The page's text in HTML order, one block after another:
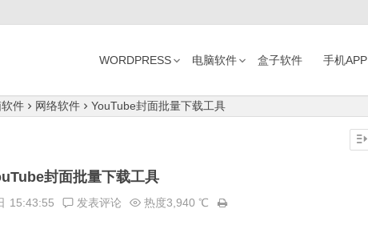
WORDPRESS 电脑软件 盒子软件 手机APP
件 网络软件 YouTube封面批量下载工具
封面批量下载工具
15:43:55 发表评论 热度3,940 ℃